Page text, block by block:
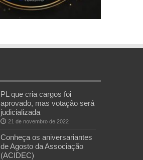
PL que cria cargos foi
aprovado, mas votação será
judicializada
21 de novembro de 2022
Conheça os aniversariantes
de Agosto da Associação
(ACIDEC)